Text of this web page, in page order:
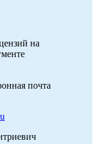
на
почта